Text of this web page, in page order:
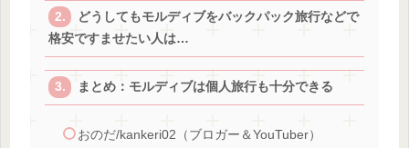
どうしてもモルディブをバックパック旅行などで
格安ですませたい人は…
まとめ：モルディブは個人旅行も十分できる
おのだ/kankeri02（ブロガー＆YouTuber）